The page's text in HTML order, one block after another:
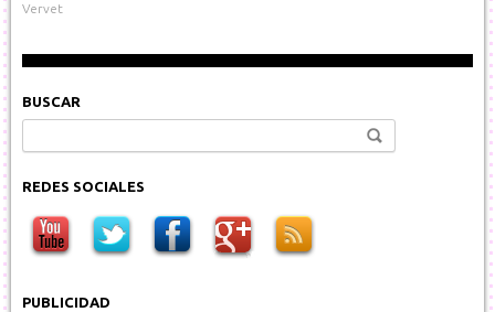
Vervet
BUSCAR
REDES SOCIALES
PUBLICIDAD